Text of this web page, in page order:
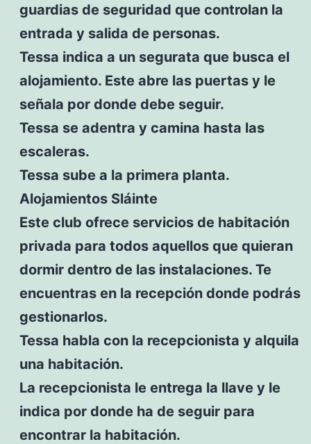
guardias de seguridad que controlan la
entrada y salida de personas.
Tessa indica a un segurata que busca el
alojamiento. Este abre las puertas y le
señala por donde debe seguir.
Tessa se adentra y camina hasta las
escaleras.
Tessa sube a la primera planta.
Alojamientos Sláinte
Este club ofrece servicios de habitación
privada para todos aquellos que quieran
dormir dentro de las instalaciones. Te
encuentras en la recepción donde podrás
gestionarlos.
Tessa habla con la recepcionista y alquila
una habitación.
La recepcionista le entrega la llave y le
indica por donde ha de seguir para
encontrar la habitación.